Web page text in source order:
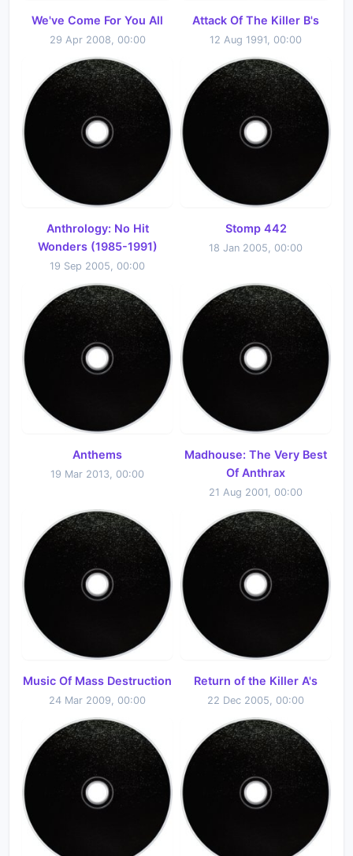
We've Come For You All
29 Apr 2008, 00:00
Attack Of The Killer B's
12 Aug 1991, 00:00
Anthrology: No Hit
Wonders (1985-1991)
19 Sep 2005, 00:00
Stomp 442
18 Jan 2005, 00:00
Anthems
19 Mar 2013, 00:00
Madhouse: The Very Best
Of Anthrax
21 Aug 2001, 00:00
Music Of Mass Destruction
24 Mar 2009, 00:00
Return of the Killer A's
22 Dec 2005, 00:00